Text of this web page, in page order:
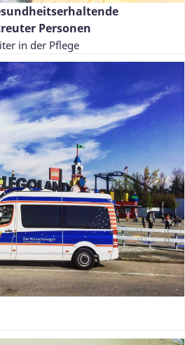
Personen
in der Pflege